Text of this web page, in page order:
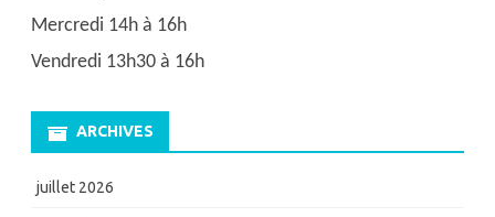
Mercredi 14h à 16h
Vendredi 13h30 à 16h
ARCHIVES
juillet 2026